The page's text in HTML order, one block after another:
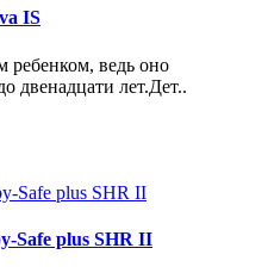
IS
ребенком, ведь оно
двенадцати лет.Дет..
Safe plus SHR II